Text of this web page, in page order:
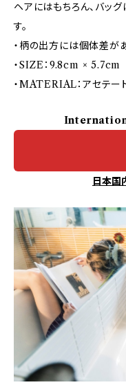
ヘアにはもちろん、バッ
す。
・柄の出方には個体差が
・SIZE：9.8cm × 5.7cm
・MATERIAL：アセテー
日本国